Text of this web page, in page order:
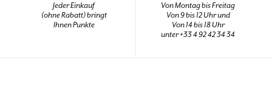
Jeder Einkauf
(ohne Rabatt) bringt
Ihnen Punkte
Von Montag bis Freitag
Von 9 bis 12 Uhr und
Von 14 bis 18 Uhr
unter +33 4 92 42 34 34